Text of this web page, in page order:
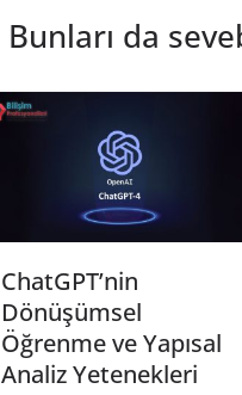
Bunları da
ChatGPT’nin
Dönüşümsel
Öğrenme ve Yapısal
Analiz Yetenekleri